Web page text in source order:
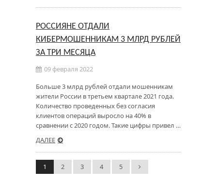
РОССИЯНЕ ОТДАЛИ
КИБЕРМОШЕННИКАМ 3 МЛРД РУБЛЕЙ
ЗА ТРИ МЕСЯЦА
09 февраля 2022
Больше 3 млрд рублей отдали мошенникам
жители России в третьем квартале 2021 года.
Количество проведенных без согласия
клиентов операций выросло на 40% в
сравнении с 2020 годом. Такие цифры привел …
ДАЛЕЕ
1 2 3 4 5